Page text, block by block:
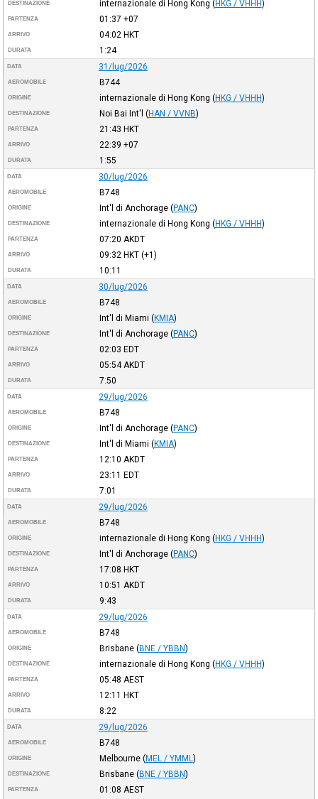
DESTINAZIONE internazionale di Hong Kong (HKG / VHHH)
PARTENZA 01:37 +07
ARRIVO 04:02 HKT
DURATA 1:24
DATA 31/lug/2026
AEROMOBILE B744
ORIGINE internazionale di Hong Kong (HKG / VHHH)
DESTINAZIONE Noi Bai Int'l (HAN / VVNB)
PARTENZA 21:43 HKT
ARRIVO 22:39 +07
DURATA 1:55
DATA 30/lug/2026
AEROMOBILE B748
ORIGINE Int'l di Anchorage (PANC)
DESTINAZIONE internazionale di Hong Kong (HKG / VHHH)
PARTENZA 07:20 AKDT
ARRIVO 09:32 HKT(+1)
DURATA 10:11
DATA 30/lug/2026
AEROMOBILE B748
ORIGINE Int'l di Miami (KMIA)
DESTINAZIONE Int'l di Anchorage (PANC)
PARTENZA 02:03 EDT
ARRIVO 05:54 AKDT
DURATA 7:50
DATA 29/lug/2026
AEROMOBILE B748
ORIGINE Int'l di Anchorage (PANC)
DESTINAZIONE Int'l di Miami (KMIA)
PARTENZA 12:10 AKDT
ARRIVO 23:11 EDT
DURATA 7:01
DATA 29/lug/2026
AEROMOBILE B748
ORIGINE internazionale di Hong Kong (HKG / VHHH)
DESTINAZIONE Int'l di Anchorage (PANC)
PARTENZA 17:08 HKT
ARRIVO 10:51 AKDT
DURATA 9:43
DATA 29/lug/2026
AEROMOBILE B748
ORIGINE Brisbane (BNE / YBBN)
DESTINAZIONE internazionale di Hong Kong (HKG / VHHH)
PARTENZA 05:48 AEST
ARRIVO 12:11 HKT
DURATA 8:22
DATA 29/lug/2026
AEROMOBILE B748
ORIGINE Melbourne (MEL / YMML )
DESTINAZIONE Brisbane (BNE / YBBN)
PARTENZA 01:08 AEST